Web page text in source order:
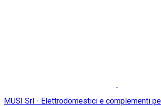
MUSI Srl - Elettrodomestici e complementi